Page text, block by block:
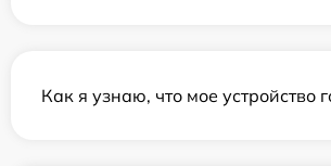
Как я узнаю, что мое устройство